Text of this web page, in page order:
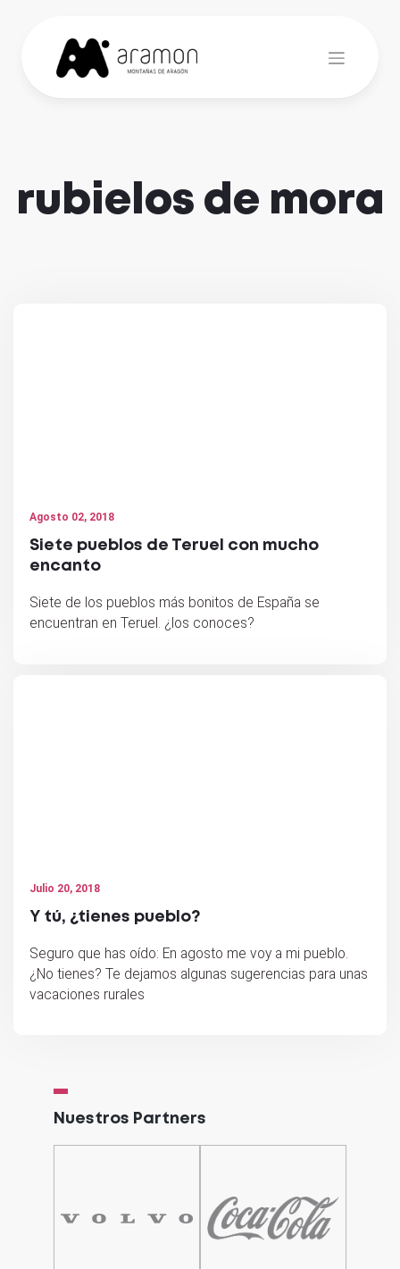
rubielos de mora
Agosto 02, 2018
Siete pueblos de Teruel con mucho
encanto
Siete de los pueblos más bonitos de España se
encuentran en Teruel. ¿los conoces?
Julio 20, 2018
Y tú, ¿tienes pueblo?
Seguro que has oído: En agosto me voy a mi pueblo.
¿No tienes? Te dejamos algunas sugerencias para unas
vacaciones rurales
Nuestros Partners